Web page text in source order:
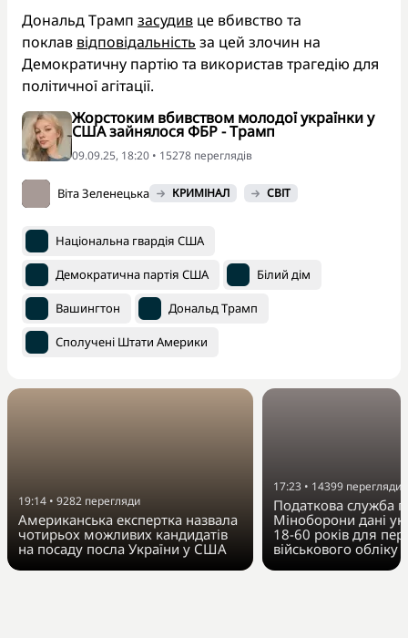
Дональд Трамп засудив це вбивство та
поклав відповідальність за цей злочин на
Демократичну партію та використав трагедію для
політичної агітації.
Жорстоким вбивством молодої українки у
США зайнялося ФБР - Трамп
09.09.25, 18:20 • 15278 переглядiв
Віта Зеленецька КРИМІНАЛ СВІТ
Національна гвардія США
Демократична партія США Білий дім
Вашингтон Дональд Трамп
Сполучені Штати Америки
19:14 • 9282 перегляди
Американська експертка назвала
чотирьох можливих кандидатів
на посаду посла України у США
17:23 • 14399 перегляди
Податкова служба
Міноборони дані
18-60 років для
військового обліку